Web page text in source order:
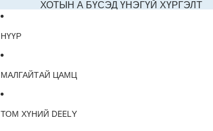
ХОТЫН А БҮСЭД ҮНЭГҮЙ ХҮРГЭЛТ
НҮҮР
МАЛГАЙТАЙ ЦАМЦ
ТОМ ХҮНИЙ DEELY